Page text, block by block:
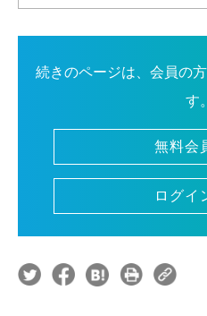
続きのページは、会員の
す。
無料会
ログイ